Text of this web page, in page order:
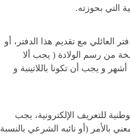
التي بحوزته.
العائلي مع تقديم هذا الدفتر، أو
من رسم الولادة ( يجب ألا
أشهر و يجب أن تكونا باللاتينبة و
للتعريف الإلكترونية، يجب
بالأمر (أو نائبه الشرعي بالنسبة